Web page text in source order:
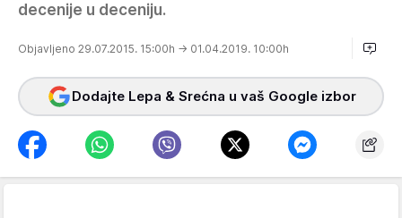
decenije u deceniju.
Objavljeno 29.07.2015. 15:00h → 01.04.2019. 10:00h
Dodajte Lepa & Srećna u vaš Google izbor